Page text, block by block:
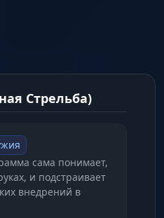
года помогает
Стрельба)
сама понимает,
и подстраивает
внедрений в